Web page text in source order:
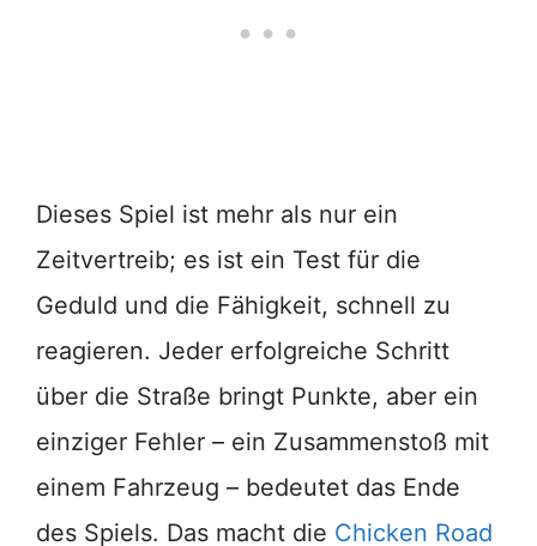
Dieses Spiel ist mehr als nur ein
Zeitvertreib; es ist ein Test für die
Geduld und die Fähigkeit, schnell zu
reagieren. Jeder erfolgreiche Schritt
über die Straße bringt Punkte, aber ein
einziger Fehler – ein Zusammenstoß mit
einem Fahrzeug – bedeutet das Ende
des Spiels. Das macht die Chicken Road